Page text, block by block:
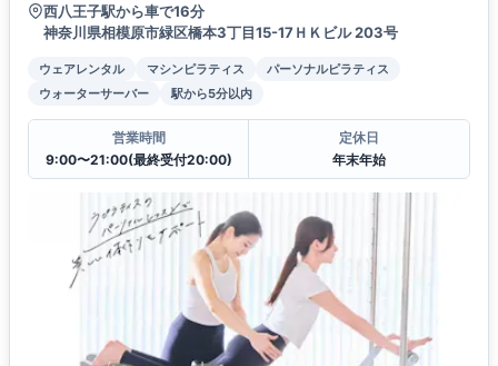
西八王子駅から車で16分
神奈川県相模原市緑区橋本3丁目15-17ＨＫビル 203号
ウェアレンタル マシンピラティス
パーソナルピラティス
ウォーターサーバー
駅から5分以内
営業時間
9:00〜21:00(最終受付20:00)
定休日
年末年始